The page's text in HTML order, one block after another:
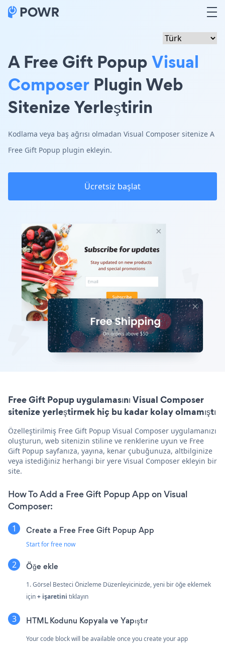
A Free Gift PopupVisual
Composer Plugin Web
Sitenize Yerleştirin
Kodlama veya baş ağrısı olmadan Visual Composer sitenize A
Free Gift Popup plugin ekleyin.
Ücretsiz başlat
Free Gift Popup uygulamasını Visual Composer
sitenize yerleştirmek hiç bu kadar kolay olmamıştı
Özelleştirilmiş Free Gift Popup Visual Composer uygulamanızı
oluşturun, web sitenizin stiline ve renklerine uyun ve Free
Gift Popup sayfanıza, yayına, kenar çubuğunuza, altbilginize
veya istediğiniz herhangi bir yere Visual Composer ekleyin bir
site.
How To Add a Free Gift Popup App on Visual
Composer:
Create a Free Free Gift Popup App
Start for free now
Öğe ekle
1. Görsel Besteci Önizleme Düzenleyicinizde, yeni bir öğe eklemek
için+ işaretini tıklayın
HTML Kodunu Kopyala ve Yapıştır
Your code block will be available once you create your app